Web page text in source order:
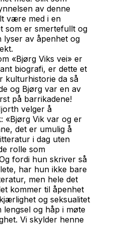
av denne
være med i en
som er smertefullt og
lyser av åpenhet og
«Bjørg Viks vei» er
biografi, er dette et
kulturhistorie da så
og Bjørg var en av
på barrikadene!
velger å
«Bjørg Vik var og er
det er umulig å
i dag uten
rolle som
fordi hun skriver så
har hun ikke bare
men hele det
kommer til åpenhet
og seksualitet
lengsel og håp i møte
Vi skylder henne